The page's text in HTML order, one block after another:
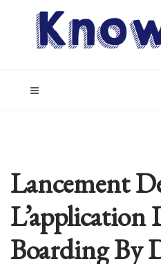
Lancement
L’application
Boarding By